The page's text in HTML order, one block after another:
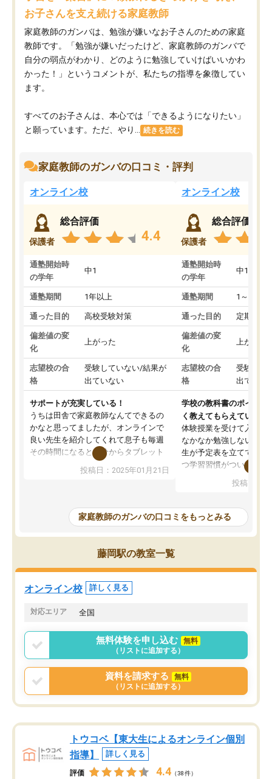
お子さんを支え続ける家庭教師
家庭教師のガンバは、勉強が嫌いなお子さんのための家庭
教師です。「勉強が嫌いだったけど、家庭教師のガンバで
自分の弱点がわかり、どのように勉強していけばいいかわ
かった！」というコメントが、私たちの指導を象徴してい
ます。
すべてのお子さんは、本心では「できるようになりたい」
と願っています。ただ、やり...
続きを読む
家庭教師のガンバの口コミ・評判
オンライン校
保護者
総合評価
4.4
通塾開始時
の学年
中1
通塾期間 1年以上
通った目的 高校受験対策
偏差値の変
化
上がった
志望校の合
格
受験していない/結果が
出ていない
サポートが充実している！
うちは田舎で家庭教師なんてできるの
かなと思ってましたが、オンラインで
良い先生を紹介してくれて息子も毎週
その時間になると自分からタブレット
を開いてzoomを繋げるようになりまし
た！5科目なんでもOKなのもとても気
めて1年ほどだった今では平均点以上の
科目が増えてきました！あと1年受験ま
であるので無料の週末教室を使用しな
がら頑張って欲しいと思います！
投稿日：2025年01月21日
オンライン校
保護者
総合評価
通塾開始時
の学年
中1
通塾期間 1～3ヵ月
通った目的 定期テス
偏差値の変
化
上がった
志望校の合
格
受験して
出ていな
学校の教科書のポイント
く教えてもらえている
体験授業を受けて入塾し
なかなか勉強しない息子
生が予定表を立ててくれ
つ学習習慣がついてきま
指導が無い日も予定表
問できるのでとても助か
投稿日：
家庭教師のガンバの口コミをもっとみる
藤岡駅の教室一覧
オンライン校 詳しく見る
対応エリア 全国
無料体験を申し込む
無料
（リストに追加する）
資料を請求する
無料
（リストに追加する）
トウコベ【東大生によるオンライン個別
指導】
詳しく見る
評価 4.4 （38件）